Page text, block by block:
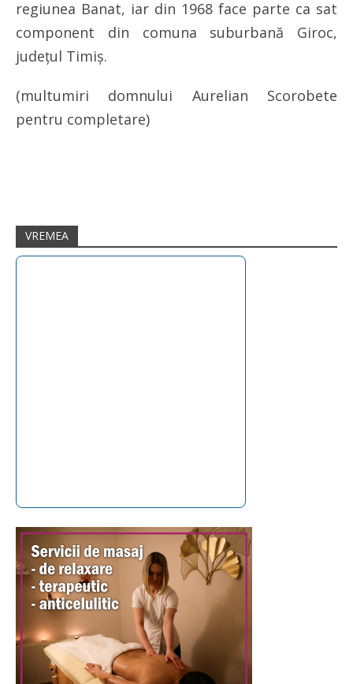
regiunea Banat, iar din 1968 face parte ca sat
component din comuna suburbană Giroc,
judeţul Timiş.
(multumiri domnului Aurelian Scorobete
pentru completare)
VREMEA